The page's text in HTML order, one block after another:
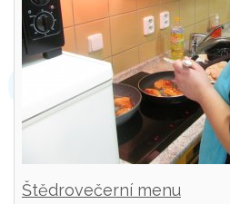
Štědrovečerní menu